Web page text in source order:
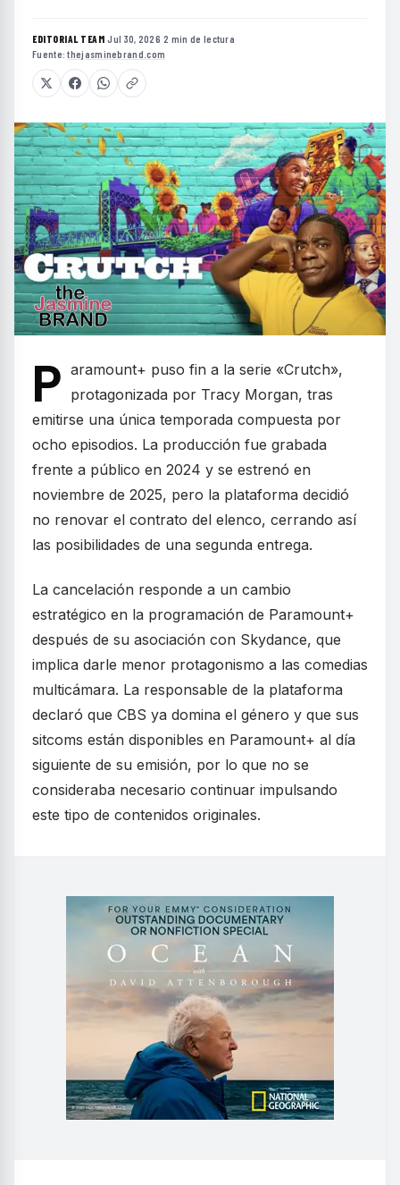
EDITORIAL TEAM·Jul 30, 2026·2 min de lectura·
Fuente:thejasminebrand.com
P aramount+ puso fin a la serie «Crutch»,
protagonizada por Tracy Morgan, tras
emitirse una única temporada compuesta por
ocho episodios. La producción fue grabada
frente a público en 2024 y se estrenó en
noviembre de 2025, pero la plataforma decidió
no renovar el contrato del elenco, cerrando así
las posibilidades de una segunda entrega.
La cancelación responde a un cambio
estratégico en la programación de Paramount+
después de su asociación con Skydance, que
implica darle menor protagonismo a las comedias
multicámara. La responsable de la plataforma
declaró que CBS ya domina el género y que sus
sitcoms están disponibles en Paramount+ al día
siguiente de su emisión, por lo que no se
consideraba necesario continuar impulsando
este tipo de contenidos originales.